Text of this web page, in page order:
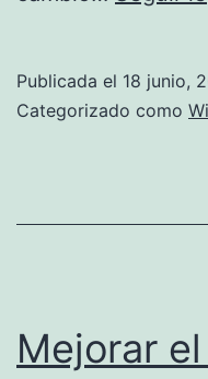
Publicada el 18 junio,
Categorizado como
Mejorar